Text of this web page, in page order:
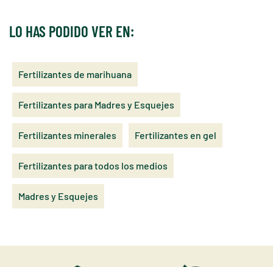
LO HAS PODIDO VER EN:
Fertilizantes de marihuana
Fertilizantes para Madres y Esquejes
Fertilizantes minerales Fertilizantes en gel
Fertilizantes para todos los medios
Madres y Esquejes